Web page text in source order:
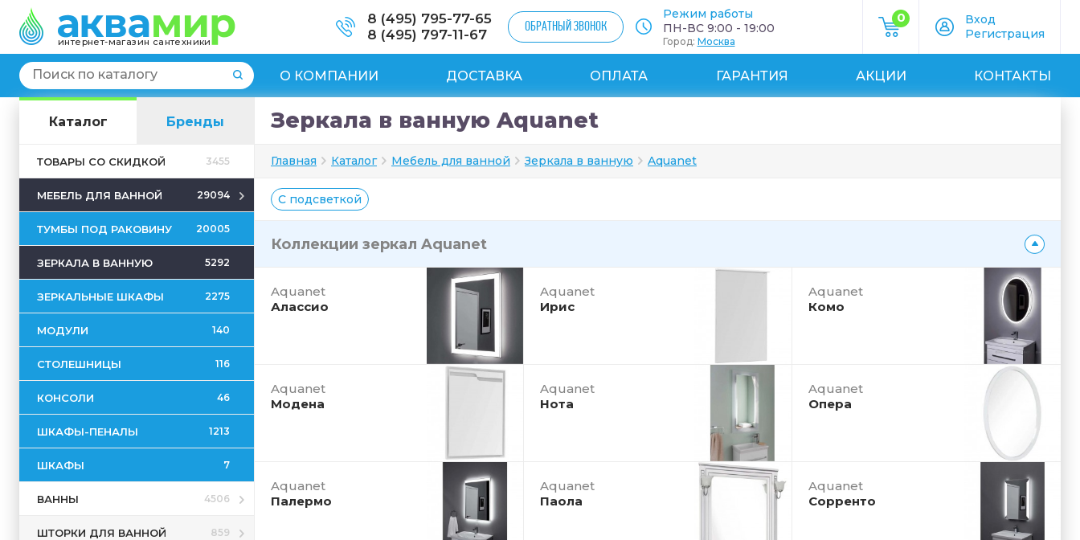
интернет-магазин сантехники
8 (495) 795-77-65
8 (495) 797-11-67
ОБРАТНЫЙ ЗВОНОК
Режим работы
ПН-ВС 9:00 - 19:00
Город: Москва
0
Вход
Регистрация
О КОМПАНИИ ДОСТАВКА ОПЛАТА ГАРАНТИЯ АКЦИИ КОНТАКТЫ
Каталог Бренды
ТОВАРЫ СО СКИДКОЙ 3455
МЕБЕЛЬ ДЛЯ ВАННОЙ 29094
ТУМБЫ ПОД РАКОВИНУ 20005
ЗЕРКАЛА В ВАННУЮ 5292
ЗЕРКАЛЬНЫЕ ШКАФЫ 2275
МОДУЛИ 140
СТОЛЕШНИЦЫ 116
КОНСОЛИ 46
ШКАФЫ-ПЕНАЛЫ 1213
ШКАФЫ 7
ВАННЫ 4506
ШТОРКИ ДЛЯ ВАННОЙ 859
Зеркала в ванную Aquanet
Главная Каталог Мебель для ванной Зеркала в ванную Aquanet
С подсветкой
Коллекции зеркал Aquanet
Aquanet
Алассио
Aquanet
Ирис
Aquanet
Комо
Aquanet
Модена
Aquanet
Нота
Aquanet
Опера
Aquanet
Палермо
Aquanet
Паола
Aquanet
Сорренто